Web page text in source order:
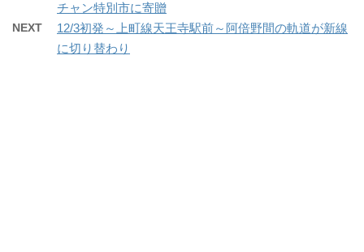
チャン特別市に寄贈
NEXT
12/3初発～上町線天王寺駅前～阿倍野間の軌道が新線
に切り替わり